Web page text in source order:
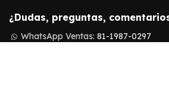
¿Dudas, preguntas,
WhatsApp Ventas: 81-1987-0297